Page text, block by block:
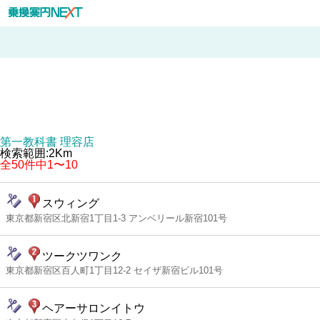
第一教科書 理容店
検索範囲:2Km
全50件中1〜10
スウィング
東京都新宿区北新宿1丁目1-3 アンベリール新宿101号
ツークツワンク
東京都新宿区百人町1丁目12-2 セイザ新宿ビル101号
ヘアーサロンイトウ